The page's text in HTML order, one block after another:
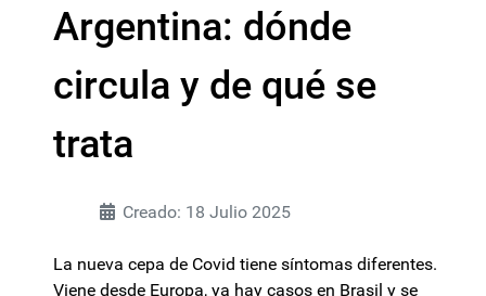
Argentina: dónde
circula y de qué se
trata
Creado: 18 Julio 2025
La nueva cepa de Covid tiene síntomas diferentes.
Viene desde Europa, ya hay casos en Brasil y se